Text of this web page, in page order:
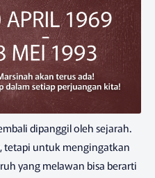
dipanggil oleh sejarah.
tetapi untuk mengingatkan
yang melawan bisa berarti